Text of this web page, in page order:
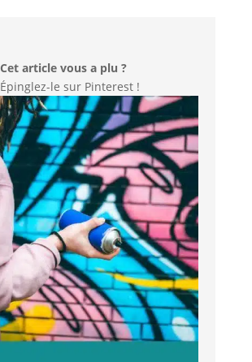
Cet article vous a plu ?
Épinglez-le sur Pinterest !